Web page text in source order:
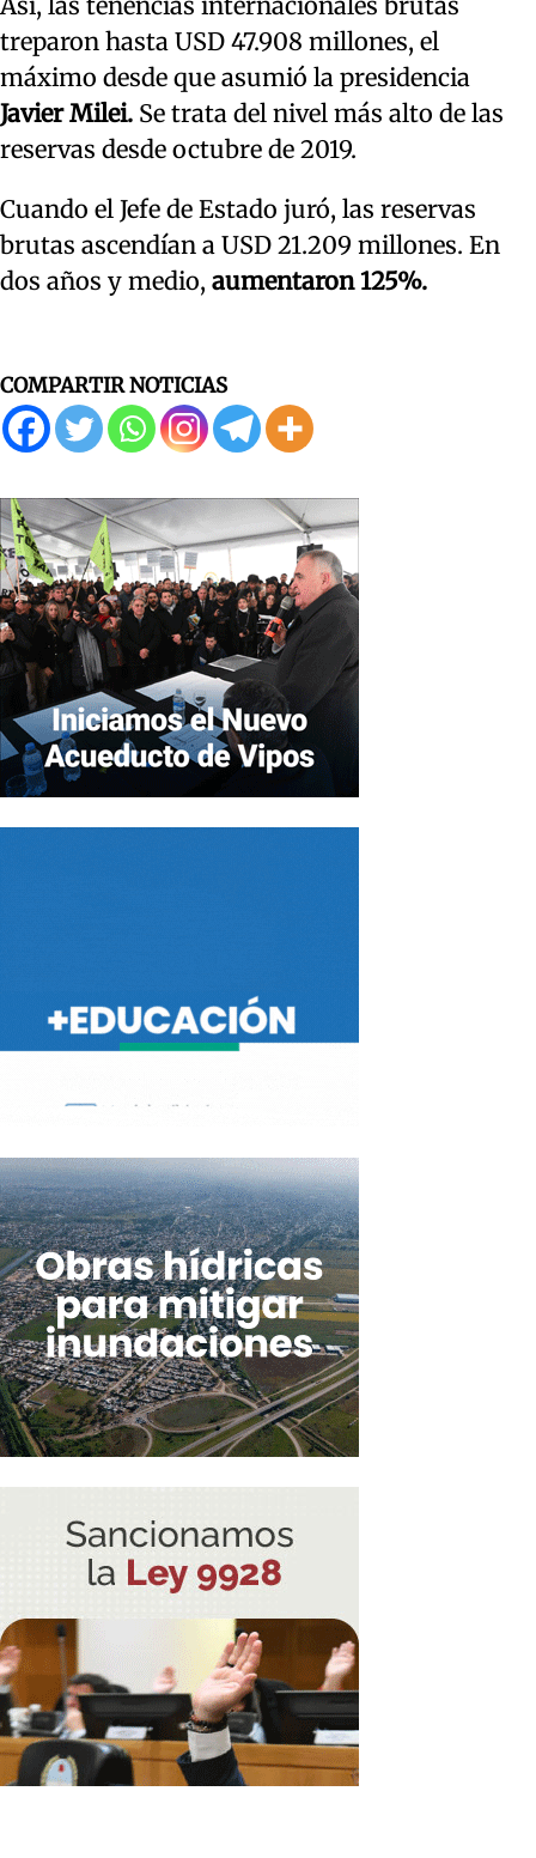
treparon hasta USD 47.908 millones, el
máximo desde que asumió la presidencia
Javier Milei. Se trata del nivel más alto de las
reservas desde octubre de 2019.
Cuando el Jefe de Estado juró, las reservas
brutas ascendían a USD 21.209 millones. En
dos años y medio, aumentaron 125%.
COMPARTIR NOTICIAS